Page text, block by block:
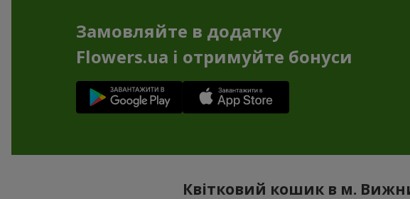
Замовляйте в додатку
Flowers.ua і отримуйте бонуси
Квітковий кошик в м.